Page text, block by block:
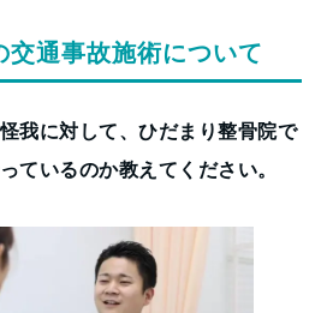
交通事故施術について
我に対して、ひだまり整骨院で
ているのか教えてください。